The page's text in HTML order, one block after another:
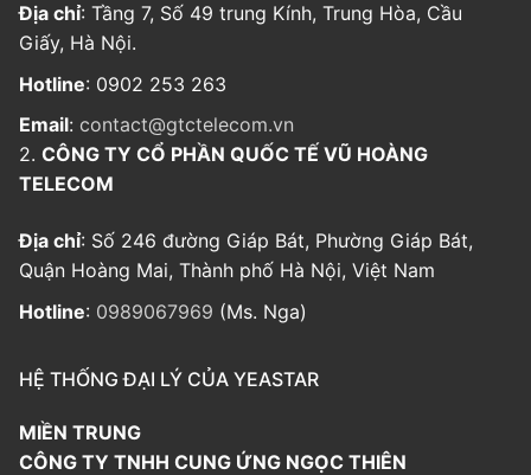
Địa chỉ: Tầng 7, Số 49 trung Kính, Trung Hòa, Cầu
Giấy, Hà Nội.
Hotline: 0902 253 263
Email: contact@gtctelecom.vn
2. CÔNG TY CỔ PHẦN QUỐC TẾ VŨ HOÀNG
TELECOM
Địa chỉ: Số 246 đường Giáp Bát, Phường Giáp Bát,
Quận Hoàng Mai, Thành phố Hà Nội, Việt Nam
Hotline: 0989067969 (Ms. Nga)
HỆ THỐNG ĐẠI LÝ CỦA YEASTAR
MIỀN TRUNG
CÔNG TY TNHH CUNG ỨNG NGỌC THIÊN